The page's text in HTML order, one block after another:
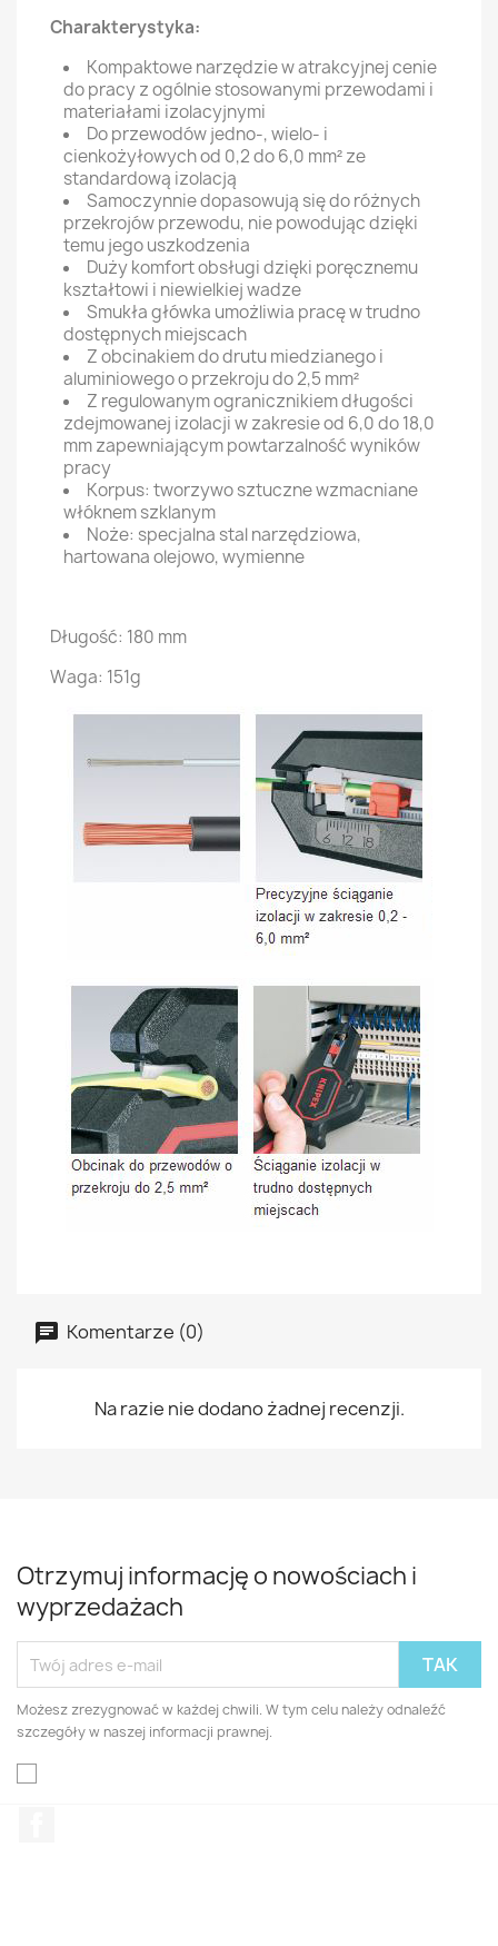
Charakterystyka:
Kompaktowe narzędzie w atrakcyjnej cenie
do pracy z ogólnie stosowanymi przewodami i
materiałami izolacyjnymi
Do przewodów jedno-, wielo- i
cienkożyłowych od 0,2 do 6,0 mm² ze
standardową izolacją
Samoczynnie dopasowują się do różnych
przekrojów przewodu, nie powodując dzięki
temu jego uszkodzenia
Duży komfort obsługi dzięki poręcznemu
kształtowi i niewielkiej wadze
Smukła główka umożliwia pracę w trudno
dostępnych miejscach
Z obcinakiem do drutu miedzianego i
aluminiowego o przekroju do 2,5 mm²
Z regulowanym ogranicznikiem długości
zdejmowanej izolacji w zakresie od 6,0 do 18,0
mm zapewniającym powtarzalność wyników
pracy
Korpus: tworzywo sztuczne wzmacniane
włóknem szklanym
Noże: specjalna stal narzędziowa,
hartowana olejowo, wymienne
Długość: 180 mm
Waga: 151g
Komentarze (0)
Na razie nie dodano żadnej recenzji.
Otrzymuj informację o nowościach i
wyprzedażach
Możesz zrezygnować w każdej chwili. W tym celu należy odnaleźć
szczegóły w naszej informacji prawnej.